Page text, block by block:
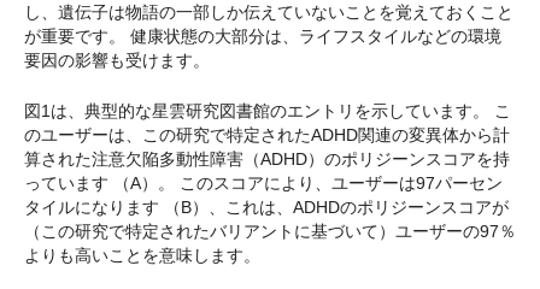
し、遺伝子は物語の一部しか伝えていないことを覚えておくこと
が重要です。 健康状態の大部分は、ライフスタイルなどの環境
要因の影響も受けます。
図1は、典型的な星雲研究図書館のエントリを示しています。 こ
のユーザーは、この研究で特定されたADHD関連の変異体から計
算された注意欠陥多動性障害（ADHD）のポリジーンスコアを持
っています （A）。 このスコアにより、ユーザーは97パーセン
タイルになります （B）、これは、ADHDのポリジーンスコアが
（この研究で特定されたバリアントに基づいて）ユーザーの97％
よりも高いことを意味します。